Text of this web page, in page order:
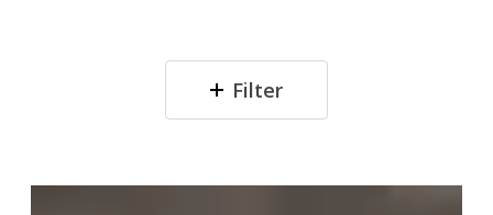
Filter